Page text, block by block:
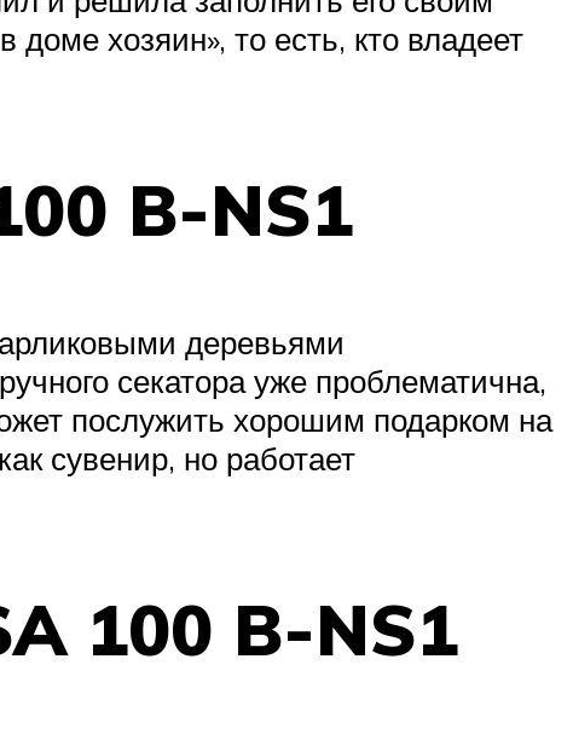
хозяин», то есть, кто владеет
B-NS1
деревьями
секатора уже проблематична,
послужить хорошим подарком на
сувенир, но работает
100 B-NS1